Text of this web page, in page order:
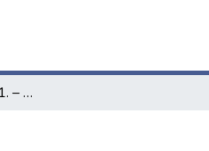
Южный край. – 1881. – 30 июня (№ 172)